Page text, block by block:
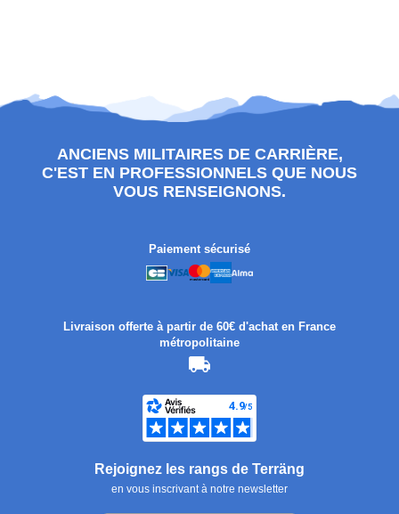
ANCIENS MILITAIRES DE CARRIÈRE,
C'EST EN PROFESSIONNELS QUE NOUS
VOUS RENSEIGNONS.
Paiement sécurisé
Livraison offerte à partir de 60€ d'achat en France
métropolitaine
Rejoignez les rangs de Terräng
en vous inscrivant à notre newsletter